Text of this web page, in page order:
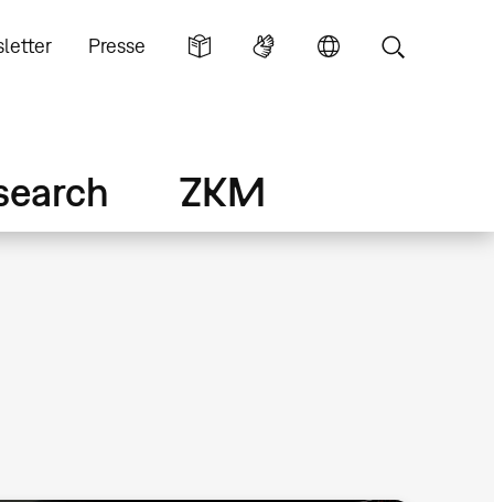
Presse
ZKM